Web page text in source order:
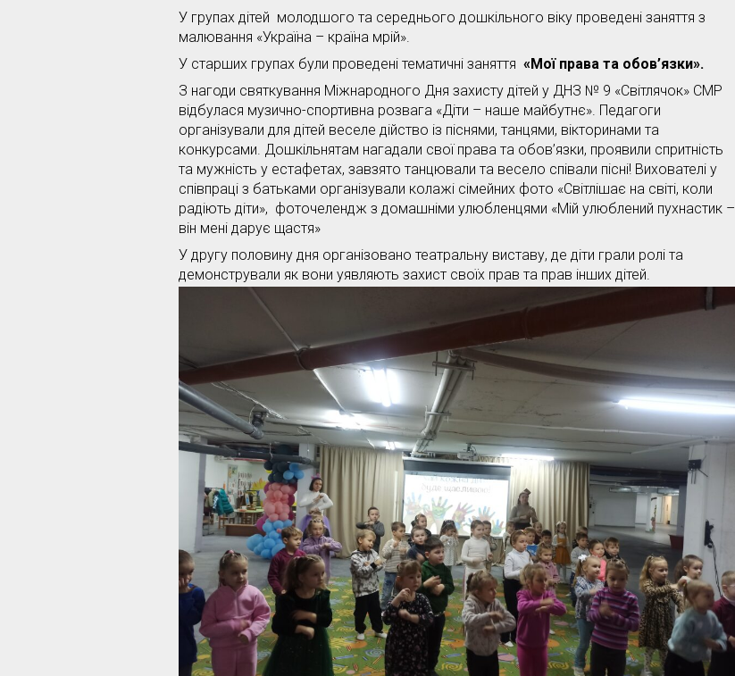
У групах дітей молодшого та середнього дошкільного віку проведені заняття з
малювання «Україна – країна мрій».
У старших групах були проведені тематичні заняття «Мої права та обов’язки».
З нагоди святкування Міжнародного Дня захисту дітей у ДНЗ № 9 «Світлячок» СМР
відбулася музично-спортивна розвага «Діти – наше майбутнє». Педагоги
організували для дітей веселе дійство із піснями, танцями, вікторинами та
конкурсами. Дошкільнятам нагадали свої права та обов’язки, проявили спритність
та мужність у естафетах, завзято танцювали та весело співали пісні! Вихователі у
співпраці з батьками організували колажі сімейних фото «Світлішає на світі, коли
радіють діти», фоточелендж з домашніми улюбленцями «Мій улюблений пухнастик –
він мені дарує щастя»
У другу половину дня організовано театральну виставу, де діти грали ролі та
демонстрували як вони уявляють захист своїх прав та прав інших дітей.